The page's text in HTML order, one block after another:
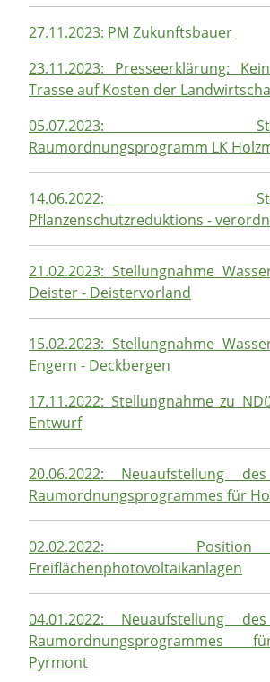
27.11.2023: PM Zukunftsbauer
23.11.2023: Presseerklärung:
Trasse auf Kosten der
05.07.2023:
Raumordnungsprogramm LK
14.06.2022:
Pflanzenschutzreduktions -
21.02.2023: Stellungnahme
Deister - Deistervorland
15.02.2023: Stellungnahme
Engern - Deckbergen
17.11.2022: Stellungnahme zu
Entwurf
20.06.2022: Neuaufstellung
Raumordnungsprogrammes für
02.02.2022:
Freiflächenphotovoltaikanlagen
04.01.2022: Neuaufstellung
Raumordnungsprogrammes
Pyrmont